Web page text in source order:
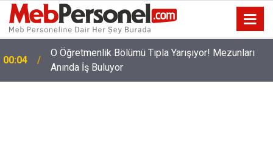
00:04
O Öğretmenlik Bölümü Tıpla Yarışıyor! Mezunları
Anında İş Buluyor